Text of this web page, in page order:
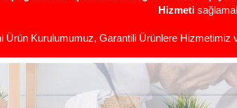
Hizmeti
Ürün Kurulumumuz, Garantili Ürünlere Hizmetimiz